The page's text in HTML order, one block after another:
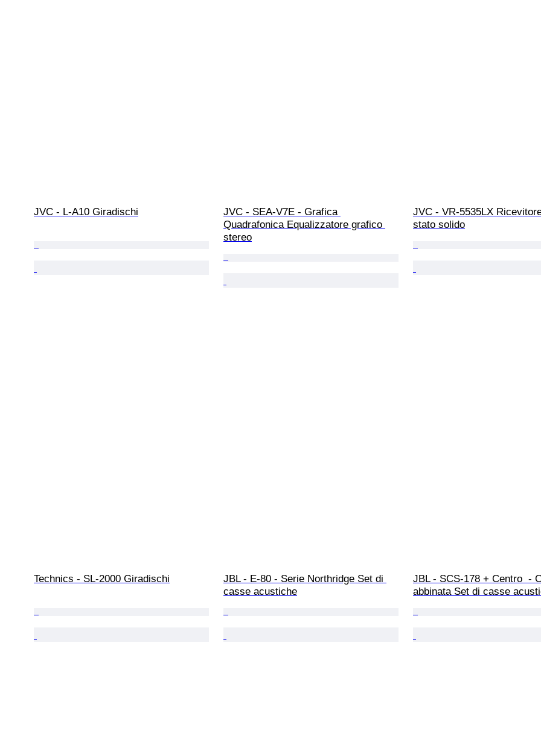
JVC - L-A10 Giradischi
JVC - SEA-V7E - Grafica
Quadrafonica Equalizzatore grafico
stereo
JVC - VR-5535LX
stato solido
Technics - SL-2000 Giradischi
JBL - E-80 - Serie Northridge Set di
casse acustiche
JBL - SCS-178 + Centro  -
abbinata Set di casse